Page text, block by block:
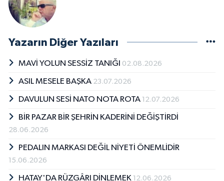
Yazarın Diğer Yazıları
MAVİ YOLUN SESSİZ TANIĞI 02.08.2026
ASIL MESELE BAŞKA 23.07.2026
DAVULUN SESİ NATO NOTA ROTA 12.07.2026
BİR PAZAR BİR ŞEHRİN KADERİNİ DEĞİŞTİRDİ
28.06.2026
PEDALIN MARKASI DEĞİL NİYETİ ÖNEMLİDİR
15.06.2026
HATAY'DA RÜZGÂRI DİNLEMEK 12.06.2026